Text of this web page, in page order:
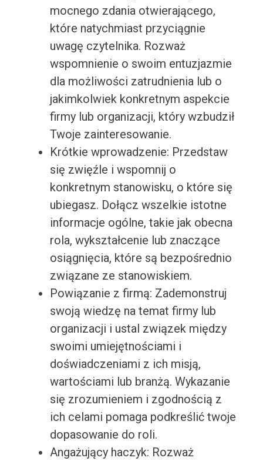
mocnego zdania otwierającego,
które natychmiast przyciągnie
uwagę czytelnika. Rozważ
wspomnienie o swoim entuzjazmie
dla możliwości zatrudnienia lub o
jakimkolwiek konkretnym aspekcie
firmy lub organizacji, który wzbudził
Twoje zainteresowanie.
Krótkie wprowadzenie: Przedstaw
się zwięźle i wspomnij o
konkretnym stanowisku, o które się
ubiegasz. Dołącz wszelkie istotne
informacje ogólne, takie jak obecna
rola, wykształcenie lub znaczące
osiągnięcia, które są bezpośrednio
związane ze stanowiskiem.
Powiązanie z firmą: Zademonstruj
swoją wiedzę na temat firmy lub
organizacji i ustal związek między
swoimi umiejętnościami i
doświadczeniami z ich misją,
wartościami lub branżą. Wykazanie
się zrozumieniem i zgodnością z
ich celami pomaga podkreślić twoje
dopasowanie do roli.
Angażujący haczyk: Rozważ